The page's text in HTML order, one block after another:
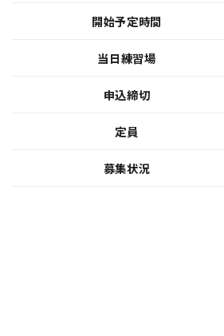
開始予定時間
当日練習場
申込締切
定員
募集状況